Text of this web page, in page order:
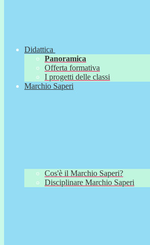
Didattica
Panoramica
Offerta formativa
I progetti delle classi
Marchio Saperi
Cos'è il Marchio Saperi?
Disciplinare Marchio Saperi